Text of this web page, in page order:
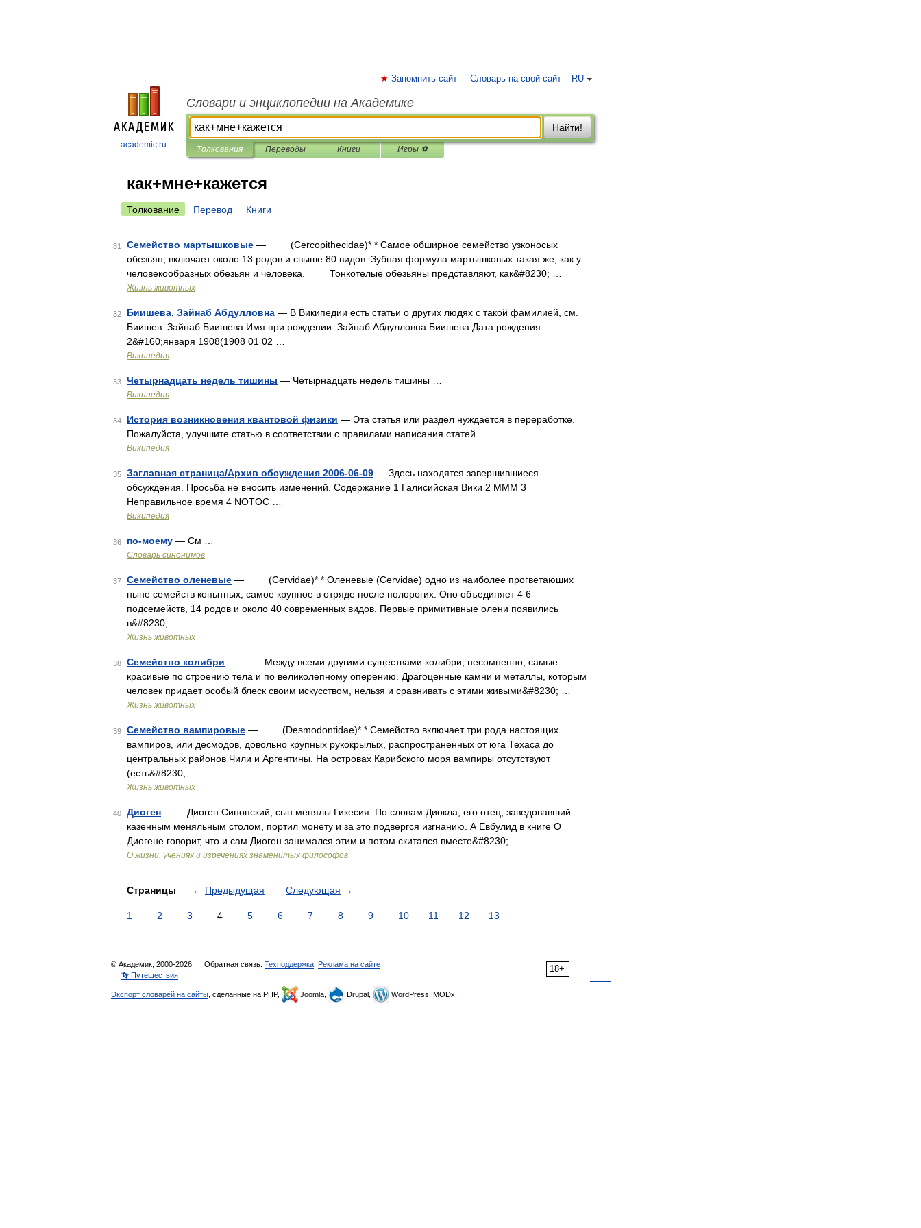
academic.ru
RU
Запомнить сайт Словарь на свой сайт
Словари и энциклопедии на Академике
Найти!
Толкования Переводы Книги Игры ⚽
как+мне+кажется
Толкование Перевод Книги
31 Семейство мартышковые — (Cercopithecidae)* * Самое обширное семейство узконосых
обезьян, включает около 13 родов и свыше 80 видов. Зубная формула мартышковых такая же, как у
человекообразных обезьян и человека. Тонкотелые обезьяны представляют, как&#8230; …
Жизнь животных
32 Биишева, Зайнаб Абдулловна — В Википедии есть статьи о других людях с такой фамилией, см.
Биишев. Зайнаб Биишева Имя при рождении: Зайнаб Абдулловна Биишева Дата рождения:
2&#160;января 1908(1908 01 02 …
Википедия
33 Четырнадцать недель тишины — Четырнадцать недель тишины …
Википедия
34 История возникновения квантовой физики — Эта статья или раздел нуждается в переработке.
Пожалуйста, улучшите статью в соответствии с правилами написания статей …
Википедия
35 Заглавная страница/Архив обсуждения 2006-06-09 — Здесь находятся завершившиеся
обсуждения. Просьба не вносить изменений. Содержание 1 Галисийская Вики 2 МММ 3
Неправильное время 4 NOTOC …
Википедия
36 по-моему — См …
Словарь синонимов
37 Семейство оленевые — (Cervidae)* * Оленевые (Cervidae) одно из наиболее прогветаюших
ныне семейств копытных, самое крупное в отряде после полорогих. Оно объединяет 4 6
подсемейств, 14 родов и около 40 современных видов. Первые примитивные олени появились
в&#8230; …
Жизнь животных
38 Семейство колибри — Между всеми другими существами колибри, несомненно, самые
красивые по строению тела и по великолепному оперению. Драгоценные камни и металлы, которым
человек придает особый блеск своим искусством, нельзя и сравнивать с этими живыми&#8230; …
Жизнь животных
39 Семейство вампировые — (Desmodontidae)* * Семейство включает три рода настоящих
вампиров, или десмодов, довольно крупных рукокрылых, распространенных от юга Техаса до
центральных районов Чили и Аргентины. На островах Карибского моря вампиры отсутствуют
(есть&#8230; …
Жизнь животных
40 Диоген — Диоген Синопский, сын менялы Гикесия. По словам Диокла, его отец, заведовавший
казенным меняльным столом, портил монету и за это подвергся изгнанию. А Евбулид в книге О
Диогене говорит, что и сам Диоген занимался этим и потом скитался вместе&#8230; …
О жизни, учениях и изречениях знаменитых философов
Страницы ← Предыдущая Следующая →
1 2 3 4 5 6 7 8 9 10 11 12 13
18+
© Академик, 2000-2026 Обратная связь: Техподдержка Реклама на сайте
👣 Путешествия
Экспорт словарей на сайты , сделанные на PHP, Joomla, Drupal, WordPress, MODx.